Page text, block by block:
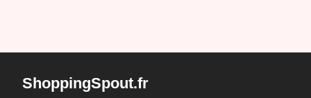
ShoppingSpout.fr